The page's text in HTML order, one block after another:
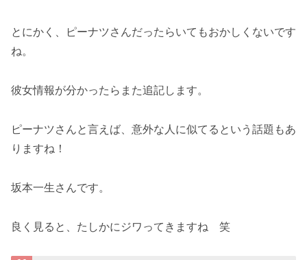
とにかく、ピーナツさんだったらいてもおかしくないです
ね。
彼女情報が分かったらまた追記します。
ピーナツさんと言えば、意外な人に似てるという話題もあ
りますね！
坂本一生さんです。
良く見ると、たしかにジワってきますね 笑